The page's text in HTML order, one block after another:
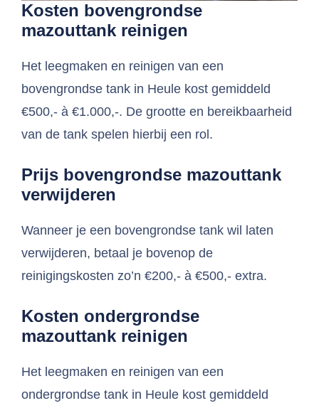
Kosten bovengrondse
mazouttank reinigen
Het leegmaken en reinigen van een
bovengrondse tank in Heule kost gemiddeld
€500,- à €1.000,-. De grootte en bereikbaarheid
van de tank spelen hierbij een rol.
Prijs bovengrondse mazouttank
verwijderen
Wanneer je een bovengrondse tank wil laten
verwijderen, betaal je bovenop de
reinigingskosten zo’n €200,- à €500,- extra.
Kosten ondergrondse
mazouttank reinigen
Het leegmaken en reinigen van een
ondergrondse tank in Heule kost gemiddeld